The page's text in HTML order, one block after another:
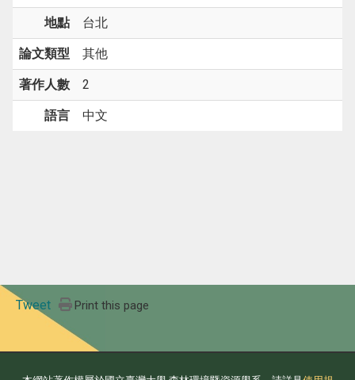
地點 台北
論文類型 其他
著作人數 2
語言 中文
Tweet Print this page